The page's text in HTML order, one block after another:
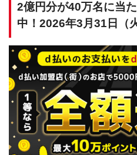
2億円分が40万名に当
中！2026年3月31日（